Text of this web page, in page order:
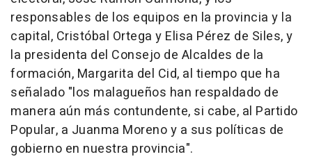
responsables de los equipos en la provincia y la
capital, Cristóbal Ortega y Elisa Pérez de Siles, y
la presidenta del Consejo de Alcaldes de la
formación, Margarita del Cid, al tiempo que ha
señalado "los malagueños han respaldado de
manera aún más contundente, si cabe, al Partido
Popular, a Juanma Moreno y a sus políticas de
gobierno en nuestra provincia".